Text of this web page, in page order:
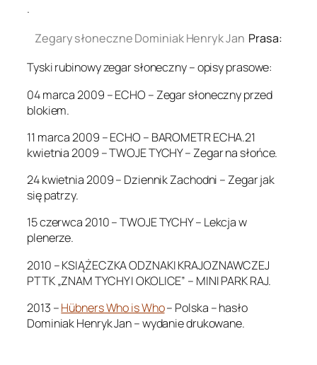
.
Zegary słoneczne Dominiak Henryk Jan Prasa:
Tyski rubinowy zegar słoneczny – opisy prasowe:
04 marca 2009 – ECHO – Zegar słoneczny przed
blokiem.
11 marca 2009 – ECHO – BAROMETR ECHA.21
kwietnia 2009 – TWOJE TYCHY – Zegar na słońce.
24 kwietnia 2009 – Dziennik Zachodni – Zegar jak
się patrzy.
15 czerwca 2010 – TWOJE TYCHY – Lekcja w
plenerze.
2010 – KSIĄŻECZKA ODZNAKI KRAJOZNAWCZEJ
PTTK „ZNAM TYCHY I OKOLICE” – MINI PARK RAJ.
2013 –Hübners Who is Who– Polska – hasło
Dominiak Henryk Jan – wydanie drukowane.